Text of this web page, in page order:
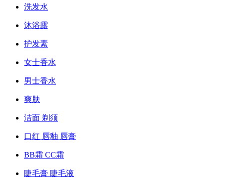
洗发水
沐浴露
护发素
女士香水
男士香水
爽肤
洁面 剃须
口红 唇釉 唇膏
BB霜 CC霜
睫毛膏 睫毛液